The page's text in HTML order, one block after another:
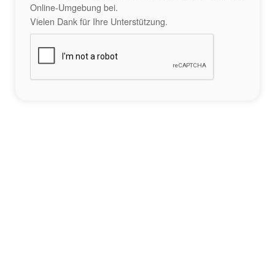
Online-Umgebung bei.
Vielen Dank für Ihre Unterstützung.